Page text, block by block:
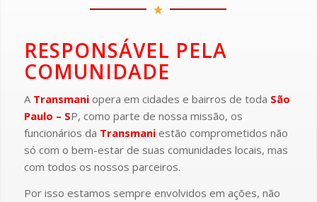
RESPONSÁVEL PELA
COMUNIDADE
A Transmaniopera em cidades e bairros de toda São
Paulo – SP, como parte de nossa missão, os
funcionários da Transmaniestão comprometidos não
só com o bem-estar de suas comunidades locais, mas
com todos os nossos parceiros.
Por isso estamos sempre envolvidos em ações, não